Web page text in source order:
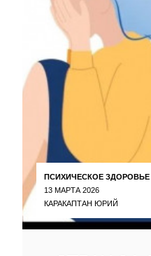
ПСИХИЧЕСКОЕ ЗДОРОВЬЕ
13 МАРТА 2026
КАРАКАПТАН ЮРИЙ